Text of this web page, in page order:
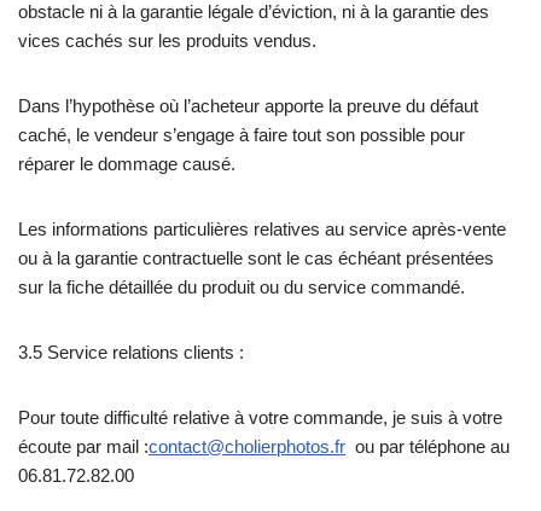
obstacle ni à la garantie légale d’éviction, ni à la garantie des
vices cachés sur les produits vendus.
Dans l’hypothèse où l’acheteur apporte la preuve du défaut
caché, le vendeur s’engage à faire tout son possible pour
réparer le dommage causé.
Les informations particulières relatives au service après-vente
ou à la garantie contractuelle sont le cas échéant présentées
sur la fiche détaillée du produit ou du service commandé.
3.5 Service relations clients :
Pour toute difficulté relative à votre commande, je suis à votre
écoute par mail :contact@cholierphotos.fr ou par téléphone au
06.81.72.82.00